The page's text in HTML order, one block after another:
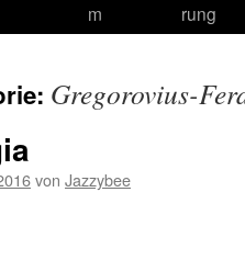
m
rung
Gregorovius-
von Jazzybee